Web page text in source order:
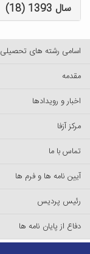
سال 1393 (18)
اسامی رشته های تحصیلی
مقدمه
اخبار و رویدادها
مرکز آزفا
تماس با ما
آیین نامه ها و فرم ها
رئیس پردیس
دفاع از پایان نامه ها